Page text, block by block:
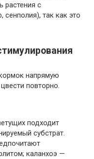
растения с
так как это
напрямую
повторно.
подходит
субстрат.
каланхоэ —